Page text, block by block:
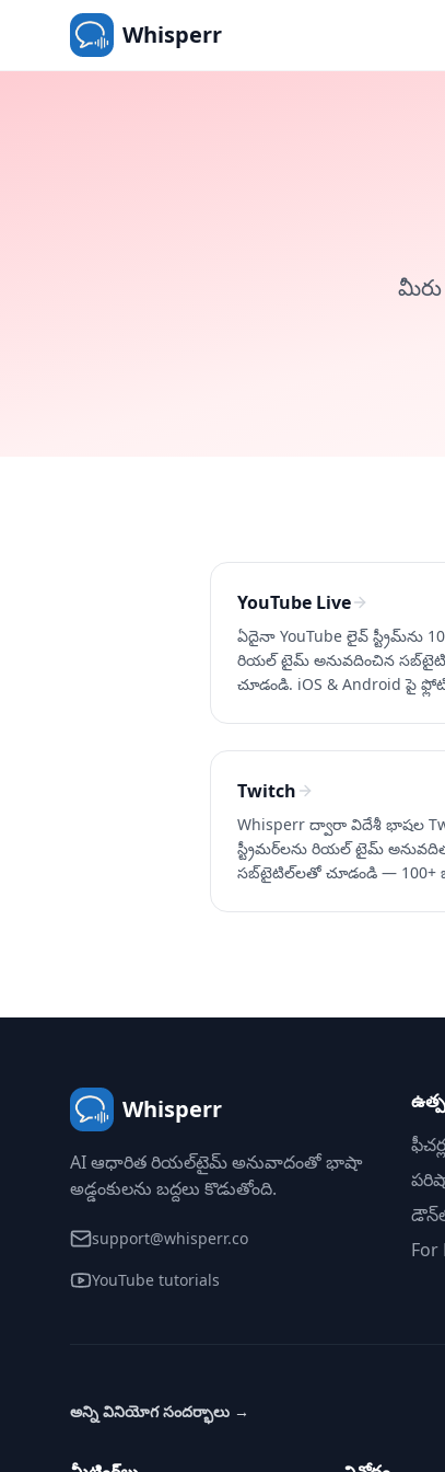
Whisperr
మీరు
YouTube Live
ఏదైనా YouTube లైవ్ స్ట్రీమ్‌ను
రియల్ టైమ్ అనువదించిన
చూడండి. iOS & Android పై
ప్రయత్నించండి.
Twitch
Whisperr ద్వారా విదేశీ భాషల
స్ట్రీమర్‌లను రియల్ టైమ్
సబ్‌టైటిల్‌లతో చూడండి — 100+
Whisperr
AI ఆధారిత రియల్‌టైమ్ అనువాదంతో భాషా
అడ్డంకులను బద్దలు కొడుతోంది.
support@whisperr.co
YouTube tutorials
For
అన్ని వినియోగ సందర్భాలు →